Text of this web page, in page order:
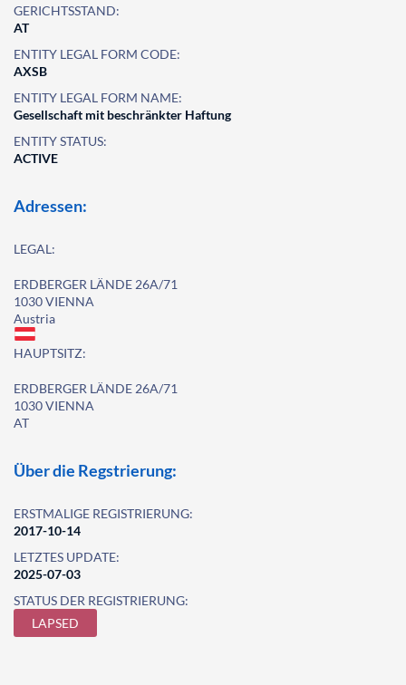
GERICHTSSTAND:
AT
ENTITY LEGAL FORM CODE:
AXSB
ENTITY LEGAL FORM NAME:
Gesellschaft mit beschränkter Haftung
ENTITY STATUS:
ACTIVE
Adressen:
LEGAL:
ERDBERGER LÄNDE 26A/71
1030 VIENNA
Austria
HAUPTSITZ:
ERDBERGER LÄNDE 26A/71
1030 VIENNA
AT
Über die Regstrierung:
ERSTMALIGE REGISTRIERUNG:
2017-10-14
LETZTES UPDATE:
2025-07-03
STATUS DER REGISTRIERUNG:
LAPSED